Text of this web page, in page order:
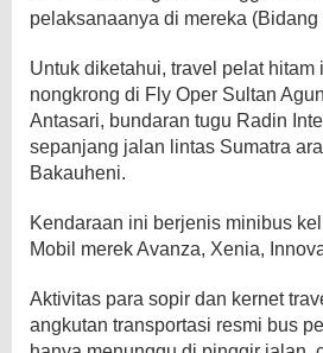
pelaksanaanya di mereka (Bidang
Untuk diketahui, travel pelat hitam
nongkrong di Fly Oper Sultan
Antasari, bundaran tugu Radin
sepanjang jalan lintas Sumatra
Bakauheni.
Kendaraan ini berjenis minibus
Mobil merek Avanza, Xenia,
Aktivitas para sopir dan kernet
angkutan transportasi resmi bus